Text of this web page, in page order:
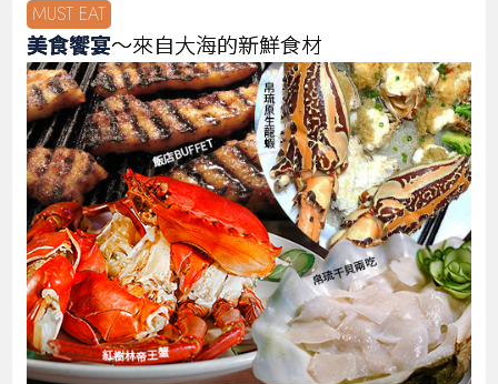
MUST EAT
美食饗宴～來自大海的新鮮食材